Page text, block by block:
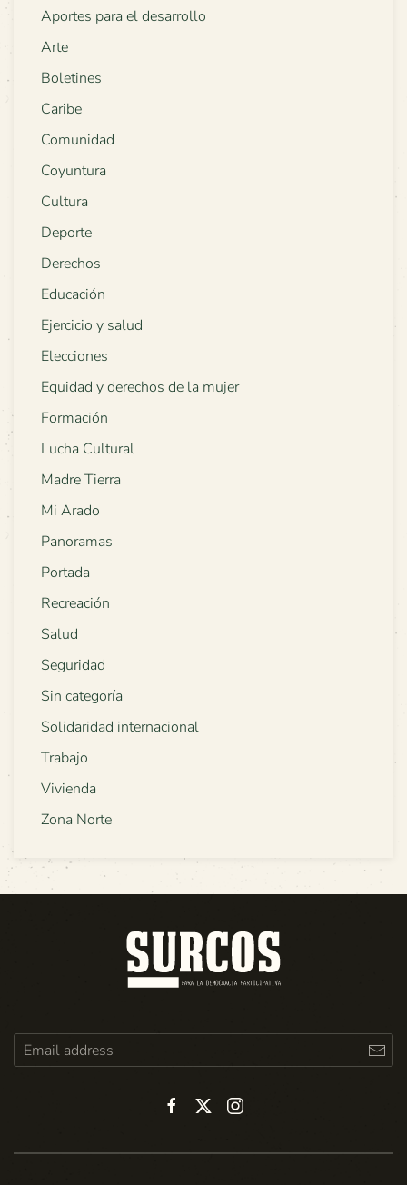
Aportes para el desarrollo
Arte
Boletines
Caribe
Comunidad
Coyuntura
Cultura
Deporte
Derechos
Educación
Ejercicio y salud
Elecciones
Equidad y derechos de la mujer
Formación
Lucha Cultural
Madre Tierra
Mi Arado
Panoramas
Portada
Recreación
Salud
Seguridad
Sin categoría
Solidaridad internacional
Trabajo
Vivienda
Zona Norte